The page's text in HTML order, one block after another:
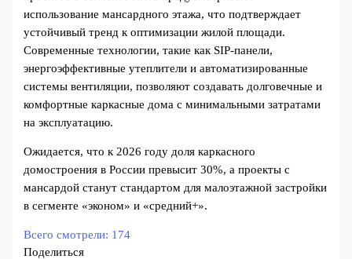
использование мансардного этажа, что подтверждает
устойчивый тренд к оптимизации жилой площади.
Современные технологии, такие как SIP-панели,
энергоэффективные утеплители и автоматизированные
системы вентиляции, позволяют создавать долговечные и
комфортные каркасные дома с минимальными затратами
на эксплуатацию.
Ожидается, что к 2026 году доля каркасного
домостроения в России превысит 30%, а проекты с
мансардой станут стандартом для малоэтажной застройки
в сегменте «эконом» и «средний+».
Всего смотрели: 174
Поделиться